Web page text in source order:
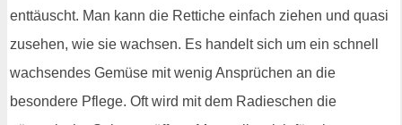
enttäuscht. Man kann die Rettiche einfach ziehen und quasi
zusehen, wie sie wachsen. Es handelt sich um ein schnell
wachsendes Gemüse mit wenig Ansprüchen an die
besondere Pflege. Oft wird mit dem Radieschen die